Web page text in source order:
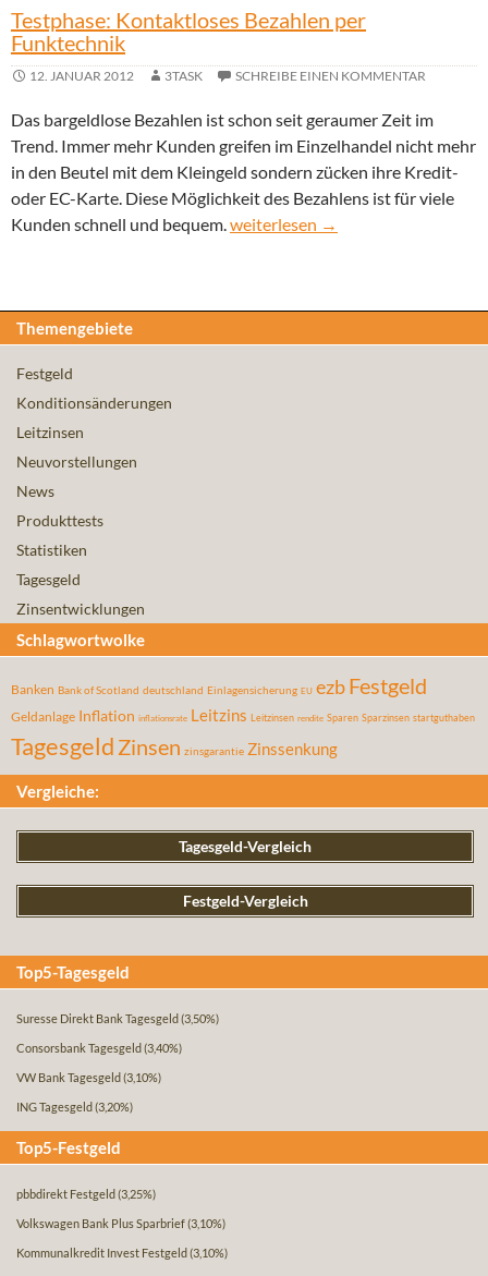
Testphase: Kontaktloses Bezahlen per
Funktechnik
12. JANUAR 2012 3TASK SCHREIBE EINEN KOMMENTAR
Das bargeldlose Bezahlen ist schon seit geraumer Zeit im
Trend. Immer mehr Kunden greifen im Einzelhandel nicht mehr
in den Beutel mit dem Kleingeld sondern zücken ihre Kredit-
oder EC-Karte. Diese Möglichkeit des Bezahlens ist für viele
Kunden schnell und bequem.Testphase: Kontaktloses
weiterlesen →
Themengebiete
Festgeld
Konditionsänderungen
Leitzinsen
Neuvorstellungen
News
Produkttests
Statistiken
Tagesgeld
Zinsentwicklungen
Schlagwortwolke
Banken Bank of Scotland deutschland Einlagensicherung EU ezbFestgeld
Geldanlage Inflation inflationsrate Leitzins Leitzinsen rendite Sparen Sparzinsen startguthaben
Tagesgeld Zinsen zinsgarantie Zinssenkung
Vergleiche:
Tagesgeld-Vergleich
Festgeld-Vergleich
Top5-Tagesgeld
Suresse Direkt Bank Tagesgeld (3,50%)
Consorsbank Tagesgeld (3,40%)
VW Bank Tagesgeld (3,10%)
ING Tagesgeld (3,20%)
Top5-Festgeld
pbbdirekt Festgeld (3,25%)
Volkswagen Bank Plus Sparbrief(3,10%)
Kommunalkredit Invest Festgeld (3,10%)